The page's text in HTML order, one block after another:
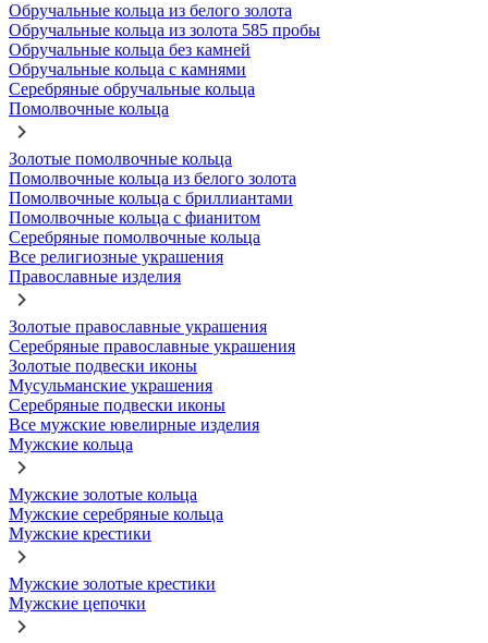
Обручальные кольца из белого золота
Обручальные кольца из золота 585 пробы
Обручальные кольца без камней
Обручальные кольца с камнями
Серебряные обручальные кольца
Помолвочные кольца
Золотые помолвочные кольца
Помолвочные кольца из белого золота
Помолвочные кольца с бриллиантами
Помолвочные кольца с фианитом
Серебряные помолвочные кольца
Все религиозные украшения
Православные изделия
Золотые православные украшения
Серебряные православные украшения
Золотые подвески иконы
Мусульманские украшения
Серебряные подвески иконы
Все мужские ювелирные изделия
Мужские кольца
Мужские золотые кольца
Мужские серебряные кольца
Мужские крестики
Мужские золотые крестики
Мужские цепочки